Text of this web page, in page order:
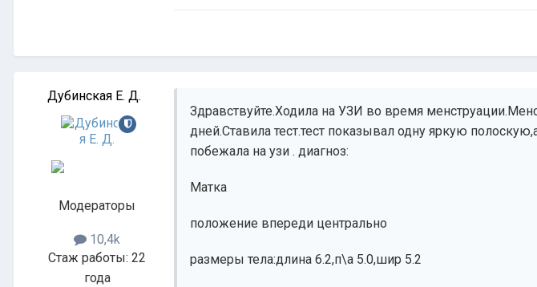
Дубинская Е. Д.
Модераторы
10,4k
Стаж работы: 22
года
Здравствуйте.Ходила на УЗИ во время
дней.Ставила тест.тест показывал одну яркую
побежала на узи . диагноз:
Матка
положение впереди центрально
размеры тела:длина 6.2,п\а 5.0,шир 5.2